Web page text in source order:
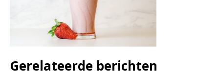
Gerelateerde berichten